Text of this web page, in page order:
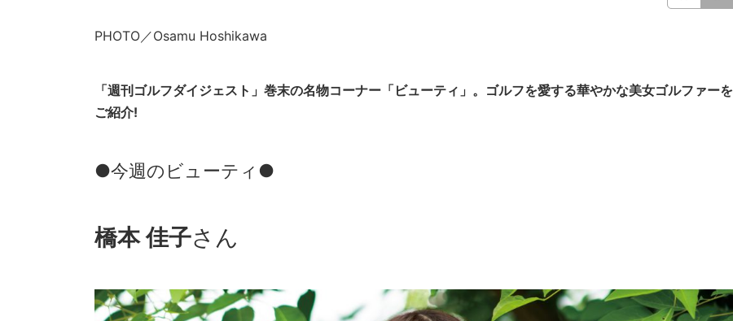
PHOTO／Osamu Hoshikawa
「週刊ゴルフダイジェスト」巻末の名物コーナー「ビューティ」。ゴルフを愛する華やかな美女ゴルファーを
ご紹介!
●今週のビューティ●
橋本 佳子さん